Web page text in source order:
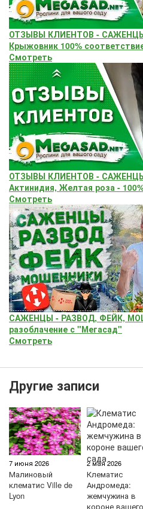
ОТЗЫВЫ КЛИЕНТОВ -
Крыжовник 100%
Смотреть
ОТЗЫВЫ КЛИЕНТОВ -
Актинидия, Желтая роза -
Смотреть
САЖЕНЦЫ - РАЗВОД, ФЕЙК,
разоблачение с "Мегасад"
Смотреть
Другие записи
7 июня 2026
Малиновый
клематис Ville de
Lyon
2 мая 2026
Клематис
Андромеда:
жемчужина в
короне вашего